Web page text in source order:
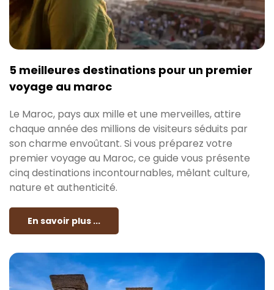
5 meilleures destinations pour un premier
voyage au maroc
Le Maroc, pays aux mille et une merveilles, attire
chaque année des millions de visiteurs séduits par
son charme envoûtant. Si vous préparez votre
premier voyage au Maroc, ce guide vous présente
cinq destinations incontournables, mêlant culture,
nature et authenticité.
En savoir plus ...